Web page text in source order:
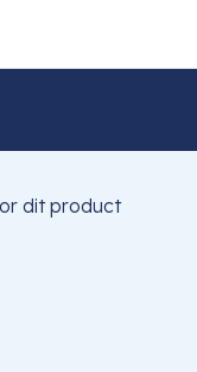
dit product